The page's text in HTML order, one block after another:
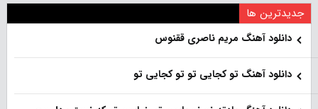
جدیدترین ها
دانلود آهنگ مریم ناصری ققنوس
دانلود آهنگ تو کجایی تو تو کجایی تو